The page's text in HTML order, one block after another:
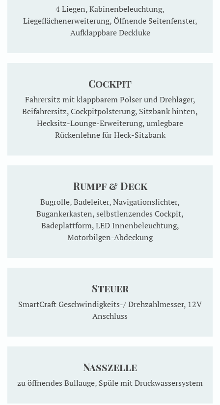
4 Liegen, Kabinenbeleuchtung,
Liegeflächenerweiterung, Öffnende Seitenfenster,
Aufklappbare Deckluke
Cockpit
Fahrersitz mit klappbarem Polser und Drehlager,
Beifahrersitz, Cockpitpolsterung, Sitzbank hinten,
Hecksitz-Lounge-Erweiterung, umlegbare
Rückenlehne für Heck-Sitzbank
Rumpf & Deck
Bugrolle, Badeleiter, Navigationslichter,
Bugankerkasten, selbstlenzendes Cockpit,
Badeplattform, LED Innenbeleuchtung,
Motorbilgen-Abdeckung
Steuer
SmartCraft Geschwindigkeits-/ Drehzahlmesser, 12V
Anschluss
Nasszelle
zu öffnendes Bullauge, Spüle mit Druckwassersystem